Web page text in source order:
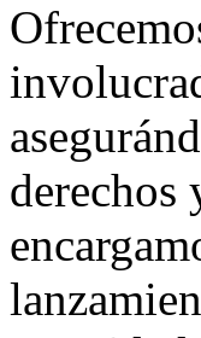
derechos